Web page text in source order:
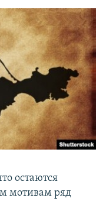
остаются
мотивам ряд